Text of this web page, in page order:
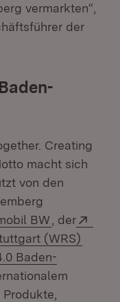
vermarkten“,
der
Creating
macht sich
von den
BW (Öffnet in
, der
(WRS)
Baden-